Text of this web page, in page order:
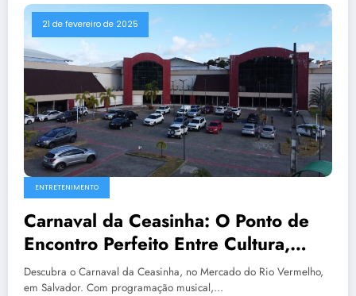
21 de fevereiro de 2025
ENTRETENIMENTO
Carnaval da Ceasinha: O Ponto de
Encontro Perfeito Entre Cultura,
Gastronomia e Folia em Salvador
Descubra o Carnaval da Ceasinha, no Mercado do Rio Vermelho,
em Salvador. Com programação musical,…